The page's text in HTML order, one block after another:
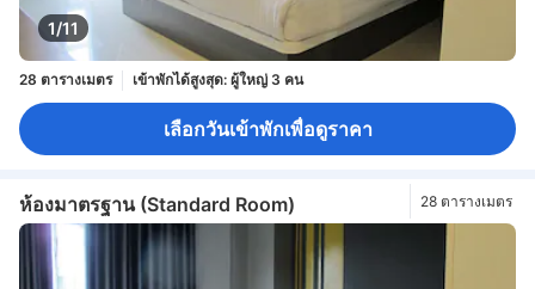
1/11
28 ตารางเมตร เข้าพักได้สูงสุด: ผู้ใหญ่ 3 คน
เลือกวันเข้าพักเพื่อดูราคา
ห้องมาตรฐาน (Standard Room) 28 ตารางเมตร